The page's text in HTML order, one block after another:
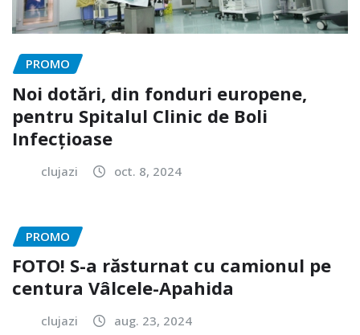
PROMO
Noi dotări, din fonduri europene,
pentru Spitalul Clinic de Boli
Infecțioase
clujazi oct. 8, 2024
PROMO
FOTO! S-a răsturnat cu camionul pe
centura Vâlcele-Apahida
clujazi aug. 23, 2024